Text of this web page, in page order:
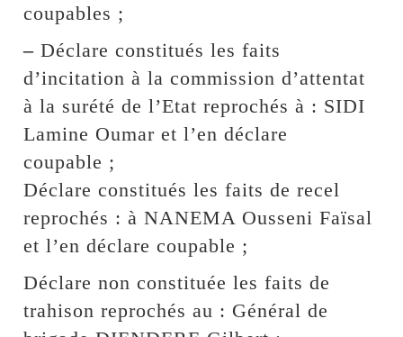
coupables ;
– Déclare constitués les faits
d’incitation à la commission d’attentat
à la surété de l’Etat reprochés à : SIDI
Lamine Oumar et l’en déclare
coupable ;
Déclare constitués les faits de recel
reprochés : à NANEMA Ousseni Faïsal
et l’en déclare coupable ;
Déclare non constituée les faits de
trahison reprochés au : Général de